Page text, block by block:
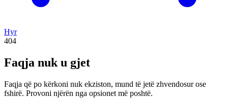
Hyr
404
Faqja nuk u gjet
Faqja që po kërkoni nuk ekziston, mund të jetë zhvendosur ose
fshirë. Provoni njërën nga opsionet më poshtë.